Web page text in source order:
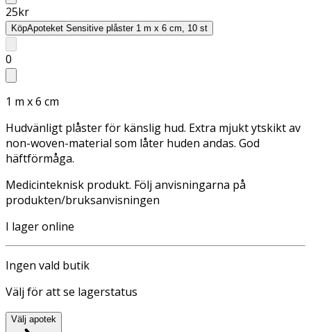
25kr
KöpApoteket Sensitive plåster 1 m x 6 cm, 10 st
0
1 m x 6 cm
Hudvänligt plåster för känslig hud. Extra mjukt ytskikt av
non-woven-material som låter huden andas. God
häftförmåga.
Medicinteknisk produkt. Följ anvisningarna på
produkten/bruksanvisningen
I lager online
Ingen vald butik
Välj för att se lagerstatus
Välj apotek